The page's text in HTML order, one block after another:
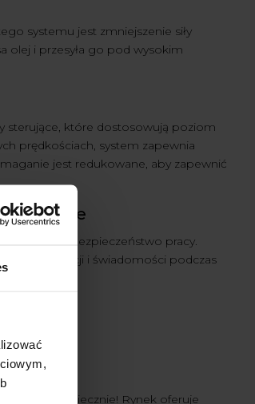
systemu jest zmniejszenie siły
olej i przesyła go pod wysokim
sterujące, które dostosowują poziom
prędkościach, system zapewnia
jest redukowane, aby zapewnić
traktorze
wpływa na bezpieczeństwo pracy.
koncentracji i świadomości podczas
niekoniecznie! Rynek oferuje